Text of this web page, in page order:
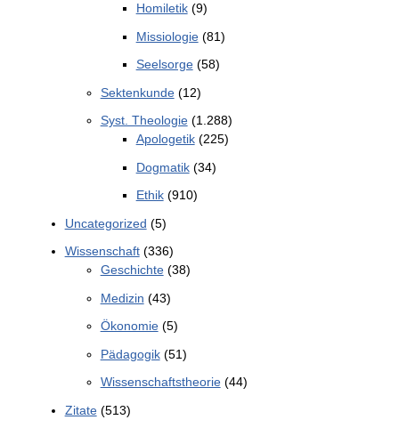
Homiletik(9)
Missiologie(81)
Seelsorge(58)
Sektenkunde(12)
Syst. Theologie(1.288)
Apologetik(225)
Dogmatik(34)
Ethik(910)
Uncategorized (5)
Wissenschaft(336)
Geschichte(38)
Medizin (43)
Ökonomie(5)
Pädagogik(51)
Wissenschaftstheorie(44)
Zitate(513)